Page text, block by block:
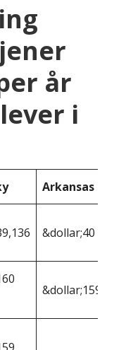
år
i
Arkansas
&dollar;40 080
&dollar;159 920